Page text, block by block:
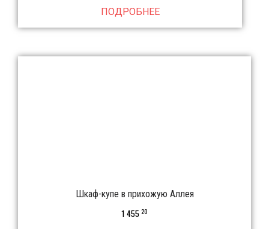
ПОДРОБНЕЕ
Шкаф-купе в прихожую Аллея
1 455 20